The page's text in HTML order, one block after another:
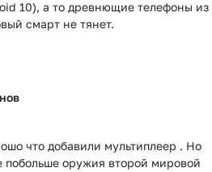
10), а то древнющие телефоны из
смарт не тянет.
что добавили мультиплеер . Но
побольше оружия второй мировой